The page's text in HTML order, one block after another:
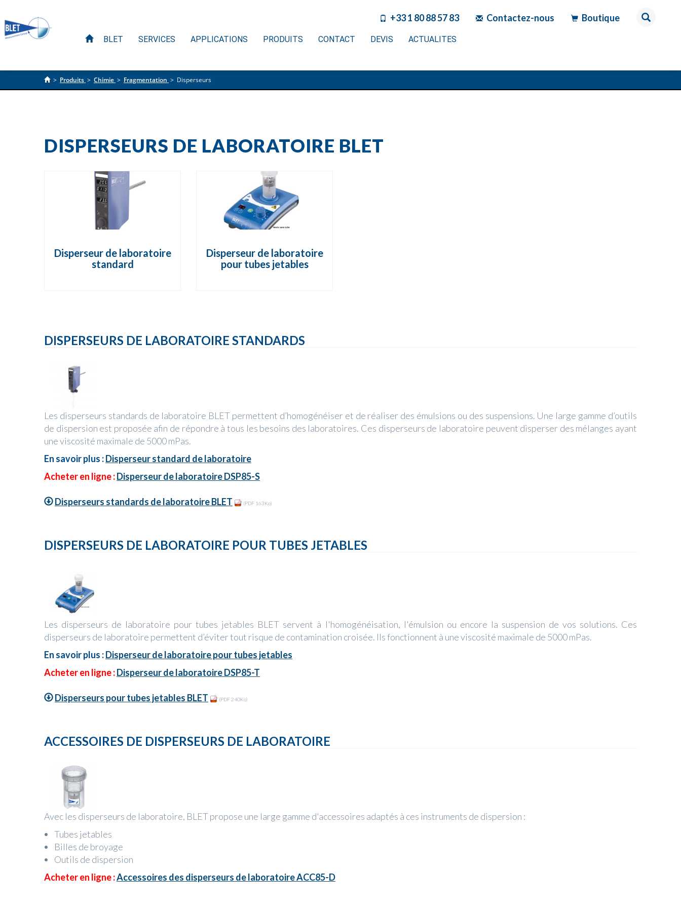
+33 1 80 88 57 83 Contactez-nous Boutique
BLET SERVICES APPLICATIONS PRODUITS CONTACT DEVIS ACTUALITES
> Produits > Chimie > Fragmentation > Disperseurs
DISPERSEURS DE LABORATOIRE BLET
Disperseur de laboratoire
standard
Disperseur de laboratoire
pour tubes jetables
DISPERSEURS DE LABORATOIRE STANDARDS
Les disperseurs standards de laboratoire BLET permettent d’homogénéiser et de réaliser des émulsions ou des suspensions. Une large gamme d’outils
de dispersion est proposée afin de répondre à tous les besoins des laboratoires. Ces disperseurs de laboratoire peuvent disperser des mélanges ayant
une viscosité maximale de 5000 mPas.
En savoir plus :Disperseur standard de laboratoire
Acheter en ligne :Disperseur de laboratoire DSP85-S
Disperseurs standards de laboratoire BLET (PDF 163Ko)
DISPERSEURS DE LABORATOIRE POUR TUBES JETABLES
Les disperseurs de laboratoire pour tubes jetables BLET servent à l'homogénéisation, l'émulsion ou encore la suspension de vos solutions. Ces
disperseurs de laboratoire permettent d’éviter tout risque de contamination croisée. Ils fonctionnent à une viscosité maximale de 5000 mPas.
En savoir plus :Disperseur de laboratoire pour tubes jetables
Acheter en ligne :Disperseur de laboratoire DSP85-T
Disperseurs pour tubes jetables BLET (PDF 240Ko)
ACCESSOIRES DE DISPERSEURS DE LABORATOIRE
Avec les disperseurs de laboratoire, BLET propose une large gamme d'accessoires adaptés à ces instruments de dispersion :
Tubes jetables
Billes de broyage
Outils de dispersion
Acheter en ligne :Accessoires des disperseurs de laboratoire ACC85-D